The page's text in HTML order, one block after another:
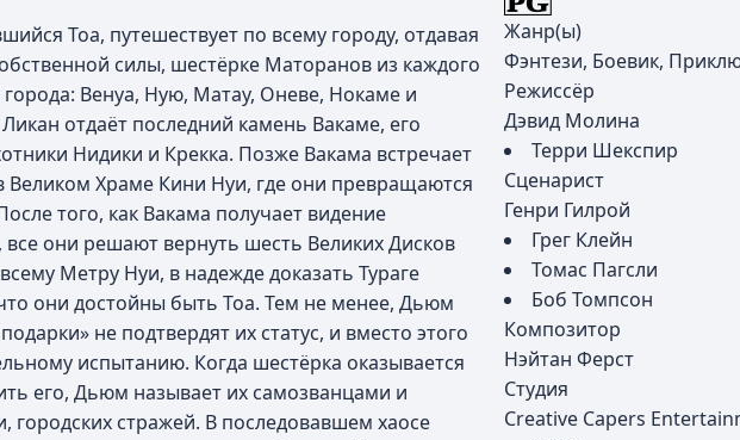
Жанр(ы)
Фэнтези, Боевик,
Режиссёр
Дэвид Молина
Терри Шекспир
Сценарист
Генри Гилрой
Грег Клейн
Томас Пагсли
Боб Томпсон
Композитор
Нэйтан Ферст
Студия
Creative Capers
Тоа, путешествует по всему городу, отдавая
силы, шестёрке Маторанов из каждого
Венуа, Ную, Матау, Оневе, Нокаме и
отдаёт последний камень Вакаме, его
Нидики и Крекка. Позже Вакама встречает
Великом Храме Кини Нуи, где они превращаются
того, как Вакама получает видение
они решают вернуть шесть Великих Дисков
Метру Нуи, в надежде доказать Тураге
они достойны быть Тоа. Тем не менее, Дьюм
не подтвердят их статус, и вместо этого
испытанию. Когда шестёрка оказывается
его, Дьюм называет их самозванцами и
городских стражей. В последовавшем хаосе